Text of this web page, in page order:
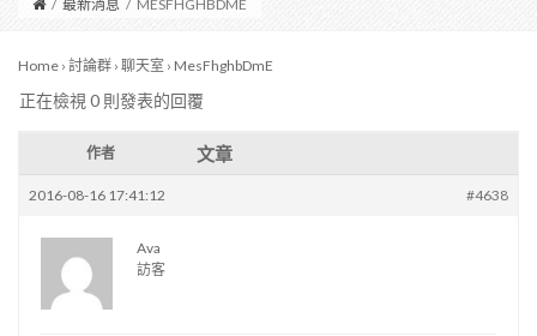
/ 最新消息 / MESFHGHBDME
Home › 討論群 › 聊天室 › MesFhghbDmE
正在檢視 0 則發表的回覆
作者 文章
2016-08-16 17:41:12 #4638
Ava
訪客